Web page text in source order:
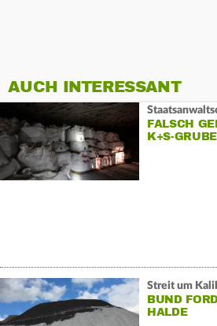
AUCH INTERESSANT
FALSCH
K+S-GRUBE
Streit um
BUND
HALDE